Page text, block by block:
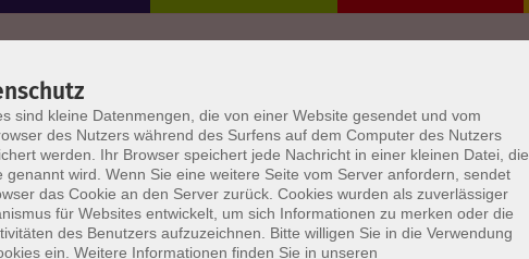
Impressum Datenschutzerklärung AGB/
sind kleine Datenmengen, die von einer Website gesendet und vom
des Nutzers während des Surfens auf dem Computer des Nutzers
werden. Ihr Browser speichert jede Nachricht in einer kleinen Datei, die
genannt wird. Wenn Sie eine weitere Seite vom Server anfordern, sendet
das Cookie an den Server zurück. Cookies wurden als zuverlässiger
für Websites entwickelt, um sich Informationen zu merken oder die
des Benutzers aufzuzeichnen. Bitte willigen Sie in die Verwendung
ein. Weitere Informationen finden Sie in unseren